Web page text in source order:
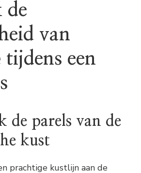
de
van
een
de parels van de
kust
prachtige kustlijn aan de